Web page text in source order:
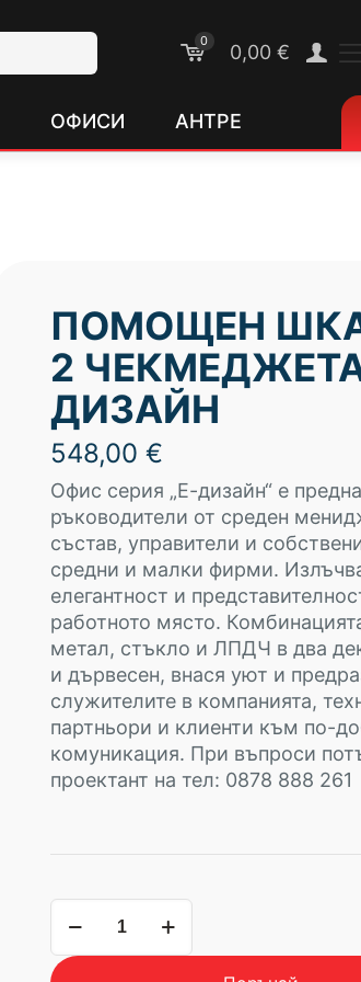
0 0,00 €
ОФИСИ АНТРЕ
ПОМОЩЕН
2
ДИЗАЙН
548,00 €
Офис серия „Е-дизайн“ e
ръководители от среден
състав, управители и
средни и малки фирми.
елегантност и
работното място.
метал, стъкло и ЛПДЧ в два
и дървесен, внася уют и
служителите в компанията,
партньори и клиенти към по-
комуникация. При въпроси
проектант на тел: 0878 888 261
за
помощен